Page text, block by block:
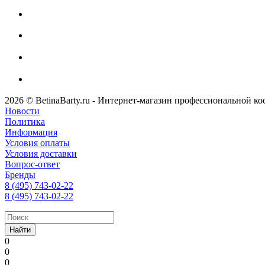
2026 © BetinaBarty.ru - Интернет-магазин профессиональной
Новости
Политика
Информация
Условия оплаты
Условия доставки
Вопрос-ответ
Бренды
8 (495) 743-02-22
8 (495) 743-02-22
Найти
0
0
0